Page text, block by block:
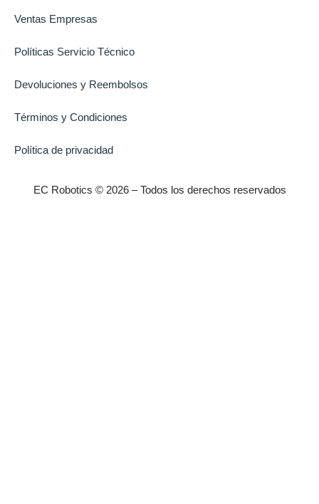
Ventas Empresas
Políticas Servicio Técnico
Devoluciones y Reembolsos
Términos y Condiciones
Política de privacidad
EC Robotics © 2026 – Todos los derechos reservados